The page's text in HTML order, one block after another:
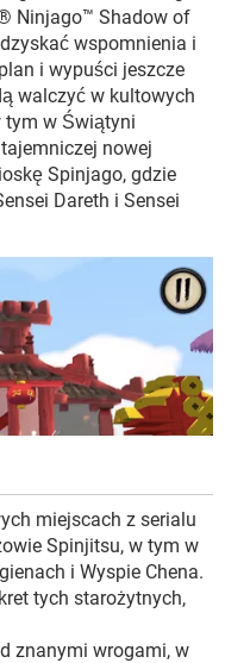
Ninjago™ Shadow of
wspomnienia i
i wypuści jeszcze
walczyć w kultowych
tym w Świątyni
nowej
Spinjago, gdzie
Dareth i Sensei
miejscach z serialu
Spinjitsu, w tym w
i Wyspie Chena.
tych starożytnych,
znanymi wrogami, w